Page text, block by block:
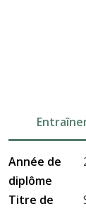
Année de
diplôme
Titre de